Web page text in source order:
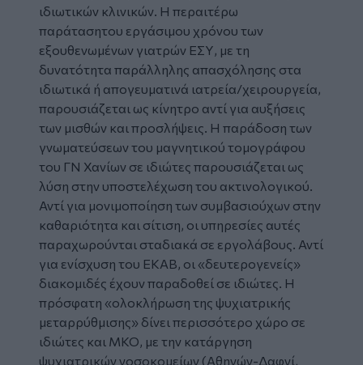
ιδιωτικών κλινικών. Η περαιτέρω
παράτασητου εργάσιμου χρόνου των
εξουθενωμένων γιατρών ΕΣΥ, με τη
δυνατότητα παράλληλης απασχόλησης στα
ιδιωτικά ή απογευματινά ιατρεία/χειρουργεία,
παρουσιάζεται ως κίνητρο αντί για αυξήσεις
των μισθών και προσλήψεις. Η παράδοση των
γνωματεύσεων του μαγνητικού τομογράφου
του ΓΝ Χανίων σε ιδιώτες παρουσιάζεται ως
λύση στην υποστελέχωση του ακτινολογικού.
Αντί για μονιμοποίηση των συμβασιούχων στην
καθαριότητα και σίτιση, οι υπηρεσίες αυτές
παραχωρούνται σταδιακά σε εργολάβους. Αντί
για ενίσχυση του ΕΚΑΒ, οι «δευτερογενείς»
διακομιδές έχουν παραδοθεί σε ιδιώτες. Η
πρόσφατη «ολοκλήρωση της ψυχιατρικής
μεταρρύθμισης» δίνει περισσότερο χώρο σε
ιδιώτες και ΜΚΟ, με την κατάργηση
ψυχιατρικών νοσοκομείων (Αθηνών-Δαφνί,